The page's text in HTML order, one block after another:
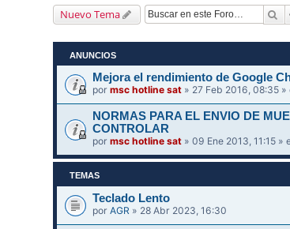
Nuevo Tema
ANUNCIOS
Mejora el rendimiento de Google
pormsc hotline sat » 27 Feb 2016, 08:35 »
NORMAS PARA EL ENVIO DE
CONTROLAR
pormsc hotline sat » 09 Ene 2013, 11:15 »
TEMAS
Teclado Lento
porAGR » 28 Abr 2023, 16:30